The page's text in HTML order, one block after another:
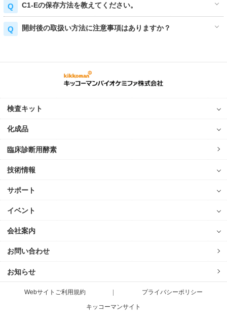
C1-Eの保存方法を教えてください。
開封後の取扱い方法に注意事項はありますか？
検査キット
化成品
臨床診断用酵素
技術情報
サポート
イベント
会社案内
お問い合わせ
お知らせ
Webサイトご利用規約 プライバシーポリシー
キッコーマンサイト